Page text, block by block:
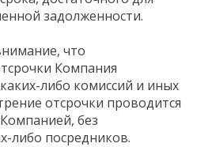
задолженности.
что
Компания
либо комиссий и иных
отсрочки проводится
без
либо посредников.